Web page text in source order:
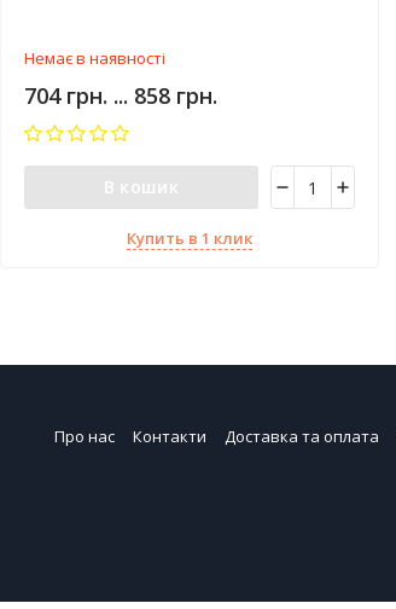
Немає в наявності
704 грн. ... 858 грн.
В кошик
Купить в 1 клик
Про нас Контакти Доставка та оплата